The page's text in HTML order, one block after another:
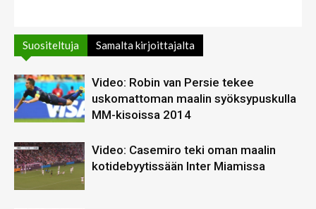
Suositeltuja Samalta kirjoittajalta
Video: Robin van Persie tekee
uskomattoman maalin syöksypuskulla
MM-kisoissa 2014
Video: Casemiro teki oman maalin
kotidebyytissään Inter Miamissa